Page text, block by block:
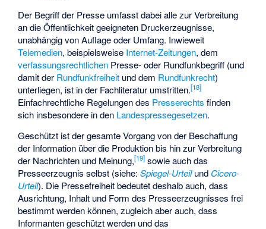
Der Begriff der Presse umfasst dabei alle zur Verbreitung
an die Öffentlichkeit geeigneten Druckerzeugnisse,
unabhängig von Auflage oder Umfang. Inwieweit
Telemedien, beispielsweise Internet-Zeitungen, dem
verfassungsrechtlichen Presse- oder Rundfunkbegriff (und
damit der Rundfunkfreiheit und dem Rundfunkrecht)
unterliegen, ist in der Fachliteratur umstritten.[18]
Einfachrechtliche Regelungen des Presserechts finden
sich insbesondere in den Landespressegesetzen.
Geschützt ist der gesamte Vorgang von der Beschaffung
der Information über die Produktion bis hin zur Verbreitung
der Nachrichten und Meinung,[19] sowie auch das
Presseerzeugnis selbst (siehe:Spiegel-Urteilund Cicero-
Urteil). Die Pressefreiheit bedeutet deshalb auch, dass
Ausrichtung, Inhalt und Form des Presseerzeugnisses frei
bestimmt werden können, zugleich aber auch, dass
Informanten geschütztwerden und das